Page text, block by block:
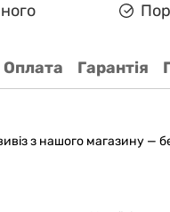
Оплата Гарантія
з нашого магазину —